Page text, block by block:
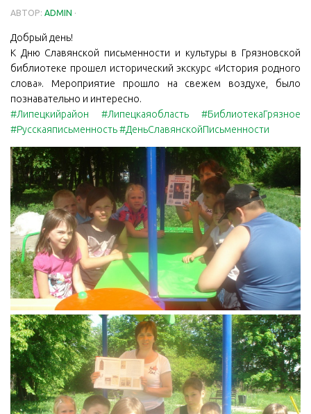
АВТОР: ADMIN ·
Добрый день!
К Дню Славянской письменности и культуры в Грязновской
библиотеке прошел исторический экскурс «История родного
слова». Мероприятие прошло на свежем воздухе, было
познавательно и интересно.
#Липецкийрайон
#Липецкаяобласть
#БиблиотекаГрязное
#Русскаяписьменность#ДеньСлавянскойПисьменности